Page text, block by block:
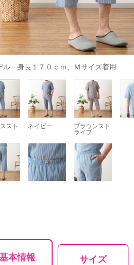
　身長１７０ｃｍ、Ｍサイズ着用
スト
ネイビー
ブラウンスト
ライプ
本情報 サイズ